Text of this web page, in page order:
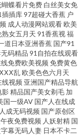
二区av 九一新址z叉57
婷婷色播天堂 后入白丝
频 天天干精品在线 老湿
勒比av 玖玖视频久久 国
国产精品第八页 日韩不
色情软件 日本五区视频
蝴蝶看片免费 白丝美女免
插插库97超碰大香蕉 户
成人动漫网站观看欧美
熟女五月天 91香蕉视福
道日本亚洲香蕉 国产91
无码精品 91自拍在线观看
免费欧美视频 免费黄色
乱欧美色色六月天
视频 亚洲国产精品导航
影精品国产美女剃毛 加
国一级AV 国产人在线成
成无码视频 国产原创区
夜免费视频 人妖射精 国
幕无码人妻 日本不卡二